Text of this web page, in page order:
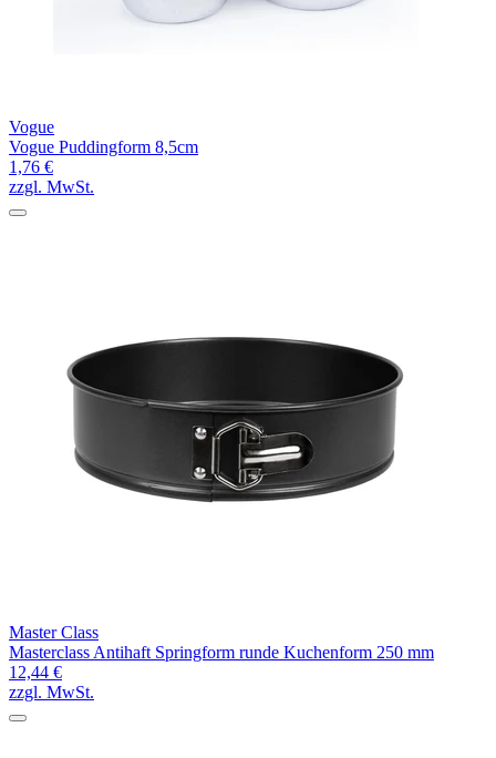
Vogue
Vogue Puddingform 8,5cm
1,76 €
zzgl. MwSt.
Master Class
Masterclass Antihaft Springform runde Kuchenform 250 mm
12,44 €
zzgl. MwSt.